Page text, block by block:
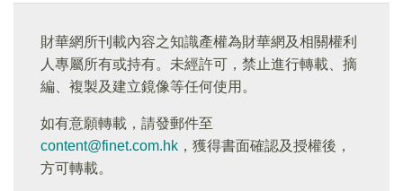
財華網所刊載內容之知識產權為財華網及相關權利
人專屬所有或持有。未經許可，禁止進行轉載、摘
編、複製及建立鏡像等任何使用。
如有意願轉載，請發郵件至
content@finet.com.hk ，獲得書面確認及授權後，
方可轉載。